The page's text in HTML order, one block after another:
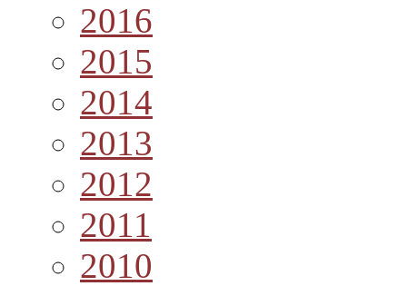
2016
2015
2014
2013
2012
2011
2010